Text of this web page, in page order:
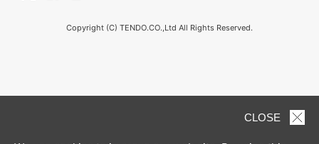
Copyright (C) TENDO.CO.,Ltd All Rights Reserved.
CLOSE